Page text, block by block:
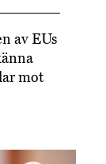
av EUs
mot